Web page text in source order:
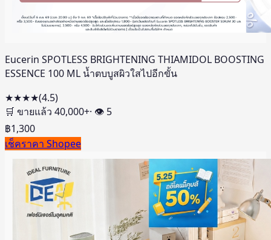
Eucerin SPOTLESS BRIGHTENING THIAMIDOL BOOSTING
ESSENCE 100 ML น้ำตบบูสผิวใสไปอีกขั้น
★★★★(4.5)
🛒 ขายแล้ว 40,000+· 👁 5
฿1,300
เช็คราคา Shopee